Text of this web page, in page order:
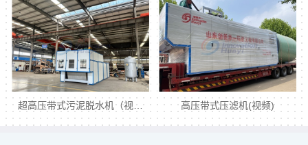
超高压带式污泥脱水机（视… 高压带式压滤机(视频)